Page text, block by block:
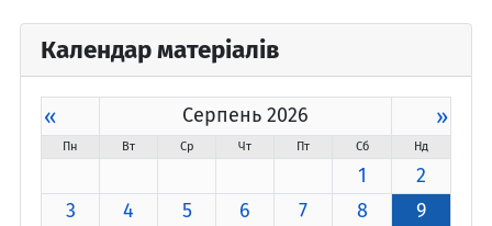
Календар матеріалів
« Серпень 2026 »
Пн Вт Ср Чт Пт Сб Нд
1
2
3
4 5 6 7 8
9